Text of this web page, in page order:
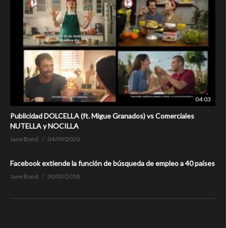
04:03
Publicidad DOLCELLA (ft. Migue Granados) vs Comerciales
NUTELLA y NOCILLA
Jane Bond 04/09/2020
Facebook extiende la función de búsqueda de empleo a 40 países
Jane Bond 30/03/2018